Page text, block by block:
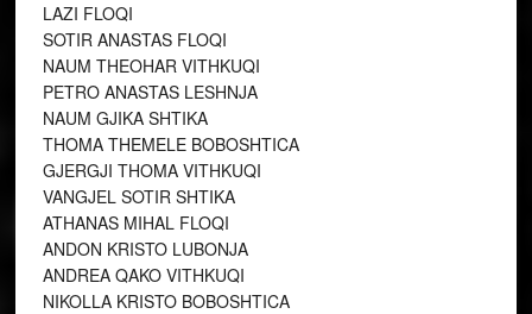
LAZI FLOQI
SOTIR ANASTAS FLOQI
NAUM THEOHAR VITHKUQI
PETRO ANASTAS LESHNJA
NAUM GJIKA SHTIKA
THOMA THEMELE BOBOSHTICA
GJERGJI THOMA VITHKUQI
VANGJEL SOTIR SHTIKA
ATHANAS MIHAL FLOQI
ANDON KRISTO LUBONJA
ANDREA QAKO VITHKUQI
NIKOLLA KRISTO BOBOSHTICA